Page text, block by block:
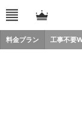
料金プラン 工事不要